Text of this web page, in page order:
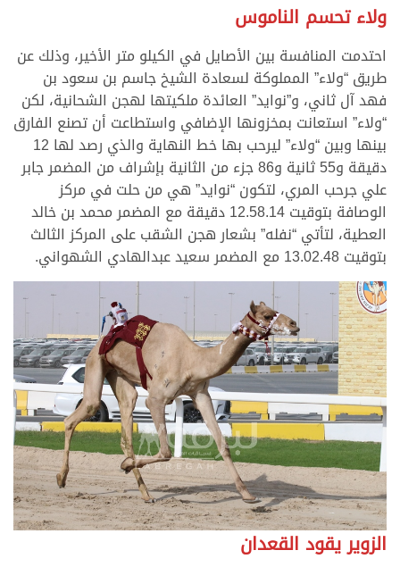
ولاء تحسم الناموس
احتدمت المنافسة بين الأصايل في الكيلو متر الأخير، وذلك عن
طريق “ولاء” المملوكة لسعادة الشيخ جاسم بن سعود بن
فهد آل ثاني، و”نوايد” العائدة ملكيتها لهجن الشحانية، لكن
“ولاء” استعانت بمخزونها الإضافي واستطاعت أن تصنع الفارق
بينها وبين “ولاء” ليرحب بها خط النهاية والذي رصد لها 12
دقيقة و55 ثانية و86 جزء من الثانية بإشراف من المضمر جابر
علي جرحب المري، لتكون “نوايد” هي من حلت في مركز
الوصافة بتوقيت 12.58.14 دقيقة مع المضمر محمد بن خالد
العطية، لتأتي “نفله” بشعار هجن الشقب على المركز الثالث
بتوقيت 13.02.48 مع المضمر سعيد عبدالهادي الشهواني.
الزوير يقود القعدان